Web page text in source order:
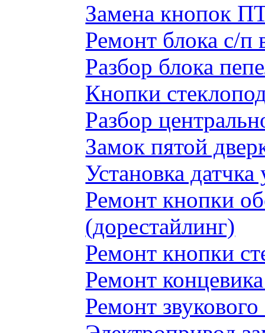
Замена кнопок
Ремонт блока с/п
Разбор блока
Кнопки
Разбор
Замок пятой
Установка
Ремонт кнопки
(дорестайлинг)
Ремонт кнопки
Ремонт
Ремонт